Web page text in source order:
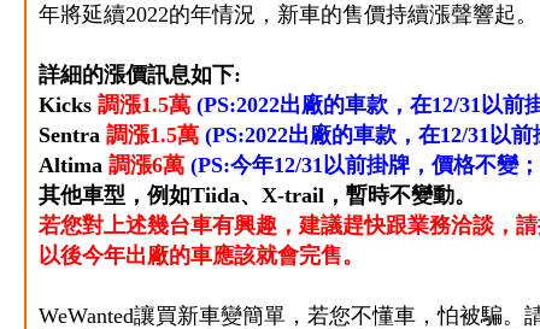
年將延續2022的年情況，新車的售價持續漲聲響起。
詳細的漲價訊息如下:
Kicks 調漲1.5萬 (PS:2022出廠的車款，在12/31以前
Sentra 調漲1.5萬 (PS:2022出廠的車款，在12/31以
Altima 調漲6萬 (PS:今年12/31以前掛牌，價格不變
其他車型，例如Tiida、X-trail，暫時不變動。
若您對上述幾台車有興趣，建議趕快跟業務洽談，
以後今年出廠的車應該就會完售。
WeWanted讓買新車變簡單，若您不懂車，怕被騙。